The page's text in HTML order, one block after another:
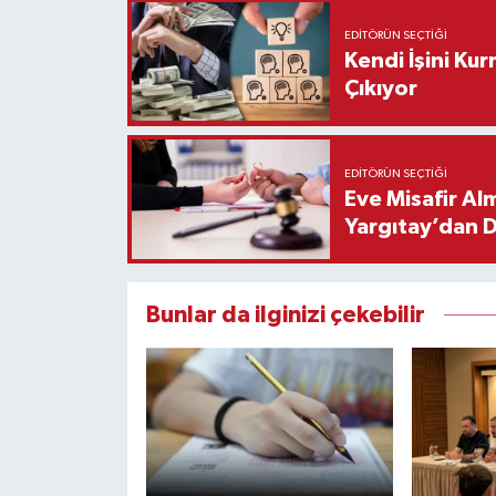
EDITÖRÜN SEÇTIĞI
Kendi İşini
Çıkıyor
EDITÖRÜN SEÇTIĞI
Eve Misafir
Yargıtay’dan
Bunlar da ilginizi çekebilir